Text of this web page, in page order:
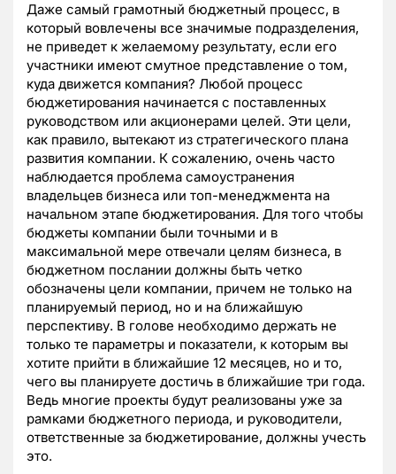
Даже самый грамотный бюджетный процесс, в
который вовлечены все значимые подразделения,
не приведет к желаемому результату, если его
участники имеют смутное представление о том,
куда движется компания? Любой процесс
бюджетирования начинается с поставленных
руководством или акционерами целей. Эти цели,
как правило, вытекают из стратегического плана
развития компании. К сожалению, очень часто
наблюдается проблема самоустранения
владельцев бизнеса или топ-менеджмента на
начальном этапе бюджетирования. Для того чтобы
бюджеты компании были точными и в
максимальной мере отвечали целям бизнеса, в
бюджетном послании должны быть четко
обозначены цели компании, причем не только на
планируемый период, но и на ближайшую
перспективу. В голове необходимо держать не
только те параметры и показатели, к которым вы
хотите прийти в ближайшие 12 месяцев, но и то,
чего вы планируете достичь в ближайшие три года.
Ведь многие проекты будут реализованы уже за
рамками бюджетного периода, и руководители,
ответственные за бюджетирование, должны учесть
это.